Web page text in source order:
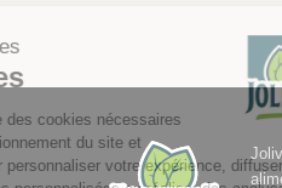
Jolivia utilise des cookies
au bon fonctionnement du site et
d’autres pour personnaliser